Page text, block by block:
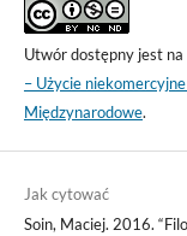
Utwór dostępny jest na
– Użycie
Międzynarodowe.
Jak cytować
Soin, Maciej. 2016.